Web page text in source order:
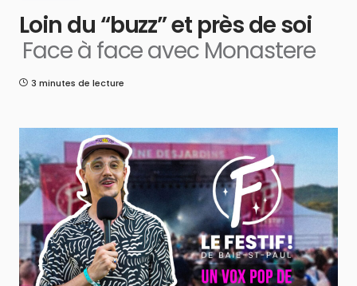
Loin du “buzz” et près de soi
Face à face avec Monastere
3 minutes de lecture